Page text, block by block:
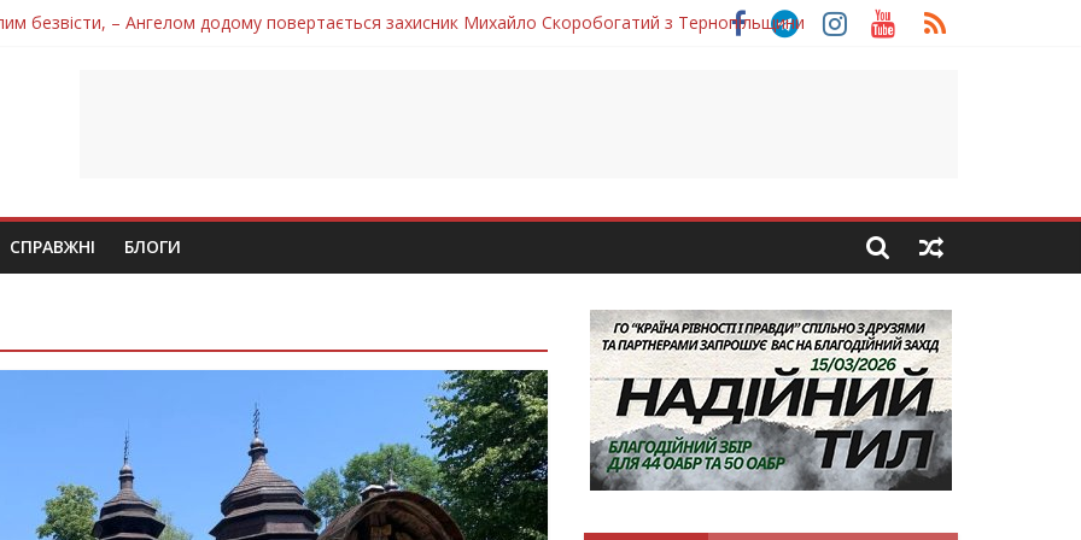
безвісти, – Ангелом додому повертається захисник Михайло Скоробогатий з Тернопільщини
захисника Володимира Вельму
Петро Федів повертається до рідного дому «на щиті»
втратила захисника Володимира Дичку
СПРАВЖНІ БЛОГИ